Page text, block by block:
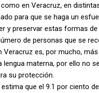
en Veracruz, en
para que se haga un
y preservar estas formas
de personas que se
Veracruz es, por mucho,
lengua materna, por ello no
su protección.
que el 9.1 por ciento